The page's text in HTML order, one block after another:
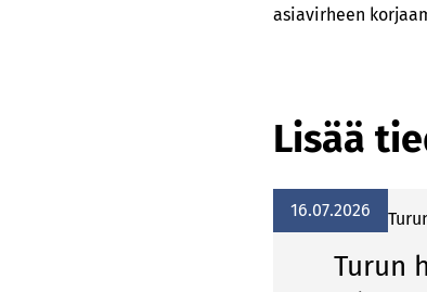
asiavirheen
Lisää
16.07.2026
Turun